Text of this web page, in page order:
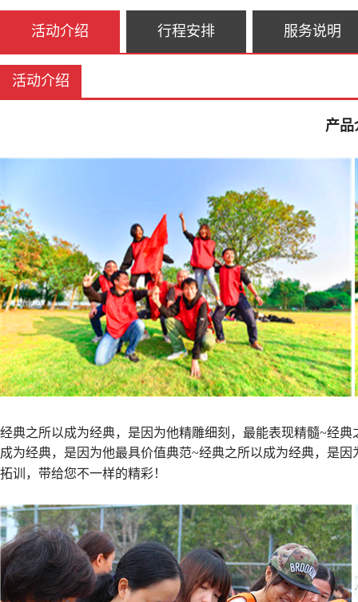
活动介绍 行程安排 服务说明
活动介绍
产品
经典之所以成为经典，是因为他精雕细刻，最能表现精髓~经
成为经典，是因为他最具价值典范~经典之所以成为经典，是
拓训，带给您不一样的精彩！